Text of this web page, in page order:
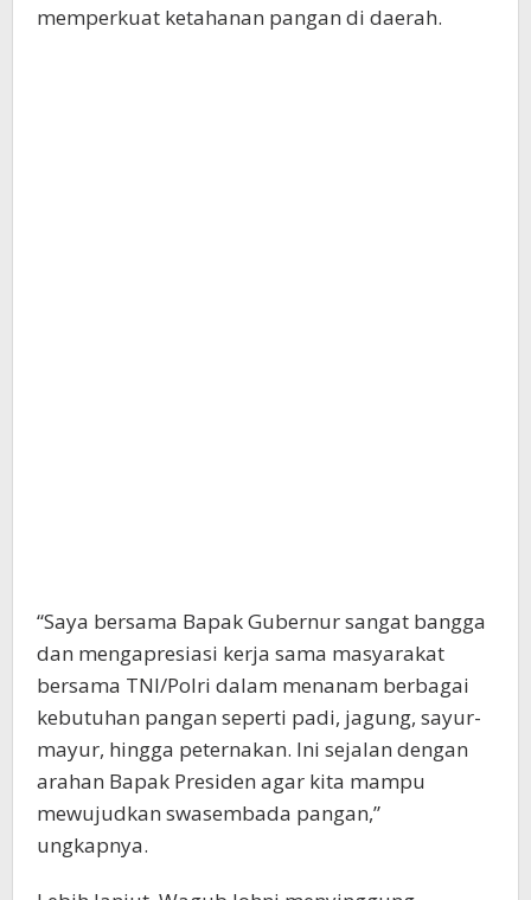
memperkuat ketahanan pangan di daerah.
“Saya bersama Bapak Gubernur sangat bangga
dan mengapresiasi kerja sama masyarakat
bersama TNI/Polri dalam menanam berbagai
kebutuhan pangan seperti padi, jagung, sayur-
mayur, hingga peternakan. Ini sejalan dengan
arahan Bapak Presiden agar kita mampu
mewujudkan swasembada pangan,”
ungkapnya.